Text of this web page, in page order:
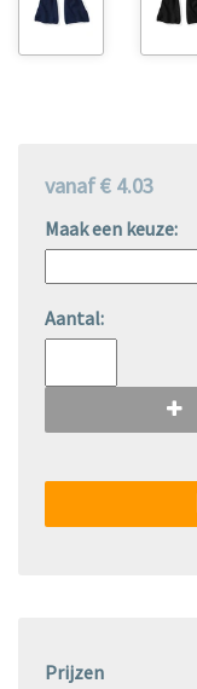
vanaf € 4.03
Maak een keuze:
Aantal:
Prijzen